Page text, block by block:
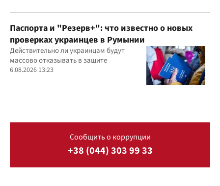
Паспорта и "Резерв+": что известно о новых
проверках украинцев в Румынии
Действительно ли украинцам будут
массово отказывать в защите
6.08.2026 13:23
Сообщить о коррупции
+38 (044) 303 99 33